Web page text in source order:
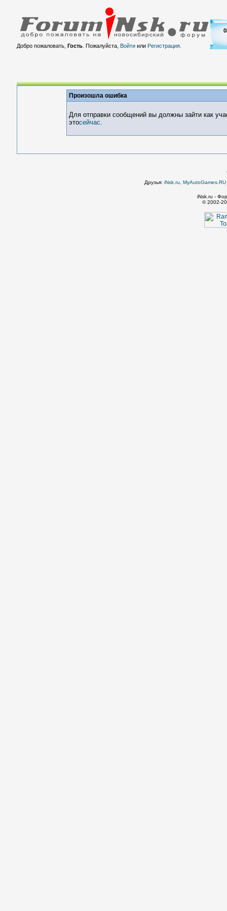
Добро пожаловать, Гость. Пожалуйста, Войтиили Регистрация.
Произошла ошибка
Для отправки сообщений вы должны зайти как
этосейчас.
Друзья: iNsk.ru
iNsk.ru -
© 2002-